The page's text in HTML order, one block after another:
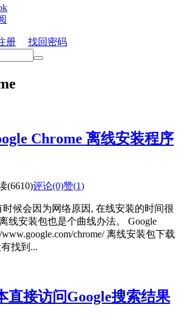
册 找回密码
Chrome 离线安装程序
(6610)评论(0)赞(1)
时候会因为网络原因, 在线安装的时间很
线安装包也是个曲线办法。 Google
www.google.com/chrome/ 离线安装包下载
找到...
直接访问Google搜索结果